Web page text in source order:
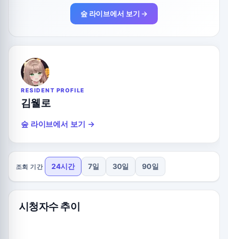
숲 라이브에서 보기 →
RESIDENT PROFILE
김웰로
숲 라이브에서 보기 →
조회 기간 24시간 7일 30일 90일
시청자수 추이